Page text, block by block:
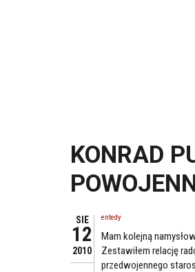
KONRAD
SIE
12
2010
entedy
Mam kolejną
Zestawiłem relację
przedwojennego